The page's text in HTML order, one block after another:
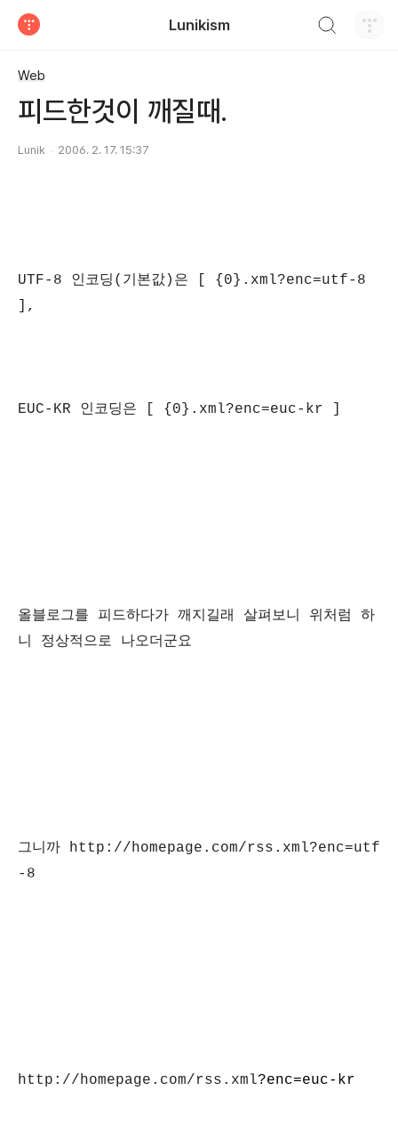
Lunikism
Web
피드한것이 깨질때.
Lunik 2006. 2. 17. 15:37
UTF-8 인코딩(기본값)은 [ {0}.xml?enc=utf-8
],
EUC-KR 인코딩은 [ {0}.xml?enc=euc-kr ]
올블로그를 피드하다가 깨지길래 살펴보니 위처럼 하
니 정상적으로 나오더군요
그니까 http://homepage.com/rss.xml?enc=utf
-8
http://homepage.com/rss.xml?enc=euc-kr